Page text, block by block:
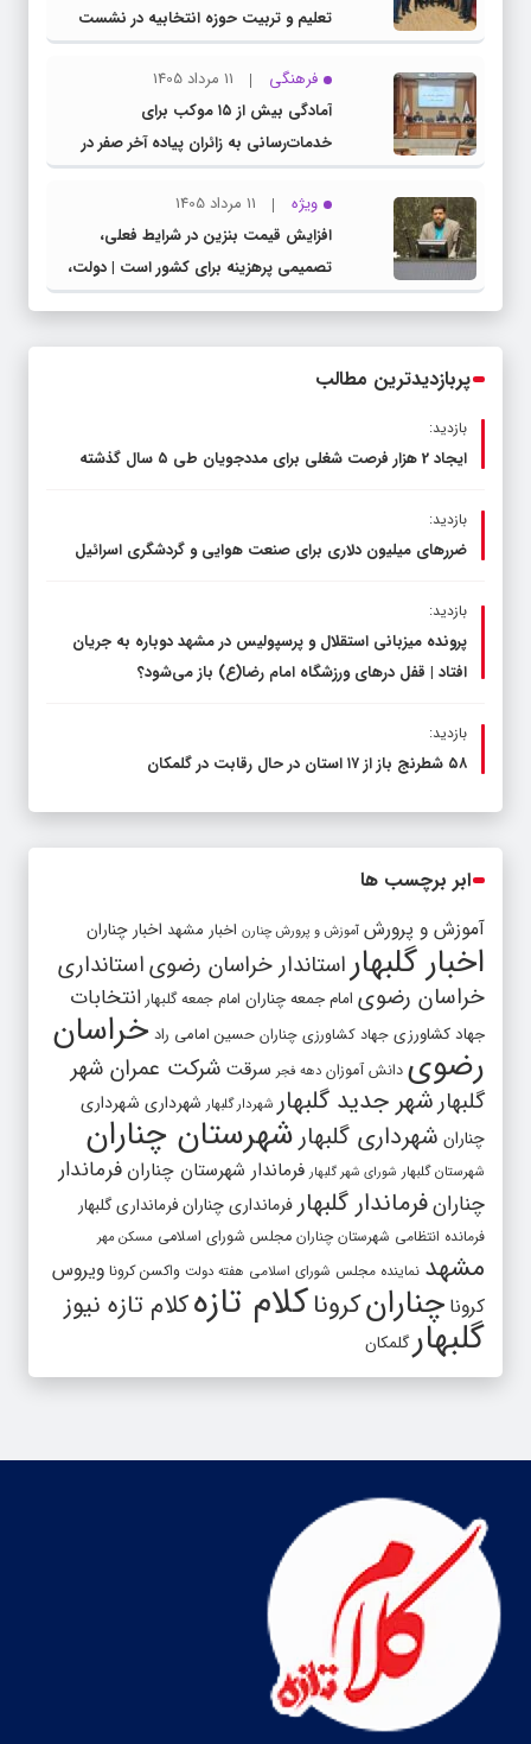
تعلیم و تربیت حوزه انتخابیه در نشست
مشترک عضو کمیسیون آموزش مجلس با
مدیرکل آموزش و پرورش خراسان رضوی
فرهنگی
11 مرداد 1405
آمادگی بیش از ۱۵ موکب برای
خدمات‌رسانی به زائران پیاده آخر صفر در
شهرستان چناران
ویژه
11 مرداد 1405
افزایش قیمت بنزین در شرایط فعلی،
تصمیمی پرهزینه برای کشور است | دولت،
قاچاق سوخت و عوامل اصلی ناترازی را
پربازدیدترین مطالب
بازدید:
ایجاد 2 هزار فرصت شغلی برای مددجویان طی ۵ سال گذشته
بازدید:
ضررهای میلیون دلاری برای صنعت هوایی و گردشگری اسرائیل
بازدید:
پرونده میزبانی استقلال و پرسپولیس در مشهد دوباره به جریان
افتاد | قفل در‌های ورزشگاه امام رضا(ع) باز می‌شود؟
بازدید:
۵۸ شطرنج‌ باز از ۱۷ استان در حال رقابت در گلمکان
ابر برچسب ها
آموزش و پرورش آموزش و پرورش چنارن اخبار مشهد اخبار چناران
اخبار گلبهار استاندار خراسان رضویاستانداری
خراسان رضوی امام جمعه چناران امام جمعه گلبهار انتخابات
جهاد کشاورزی جهاد کشاورزی چناران حسین امامی راد خراسان
رضوی دانش آموزان دهه فجر سرقت شرکت عمران شهر
گلبهارشهر جدید گلبهار شهردار گلبهار شهرداری شهرداری
چناران شهرداری گلبهار شهرستان چناران
شهرستان گلبهار شورای شهر گلبهار فرماندار شهرستان چناران فرماندار
چنارانفرماندار گلبهار فرمانداری چنارانفرمانداری گلبهار
فرمانده انتظامی شهرستان چناران مجلس شورای اسلامی مسکن مهر
مشهد نماینده مجلس شورای اسلامی هفته دولت واکسن کرونا ویروس
کرونا چنارانکروناکلام تازهکلام تازه نیوز
گلبهارگلمکان